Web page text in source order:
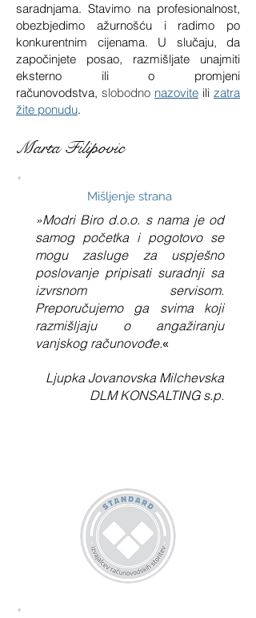
saradnjama. Stavimo na profesionalnost,
obezbjedimo ažurnošću i radimo po
konkurentnim cijenama. U slučaju, da
započinjete posao, razmišljate unajmiti
eksterno ili o promjeni
računovodstva, slobodno nazovite ili zatra
žite ponudu.
Marta Filipovic
Mišljenje strana
»Modri Biro d.o.o. s nama je od
samog početka i pogotovo se
mogu zasluge za uspješno
poslovanje pripisati suradnji sa
izvrsnom servisom.
Preporučujemo ga svima koji
razmišljaju o angažiranju
vanjskog računovođe.«
Ljupka Jovanovska Milchevska
DLM KONSALTING s.p.